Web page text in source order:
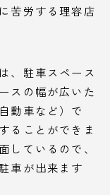
苦労する理容店
、駐車スペース
スの幅が広いた
動車など）で
ることができま
しているので、
車が出来ます